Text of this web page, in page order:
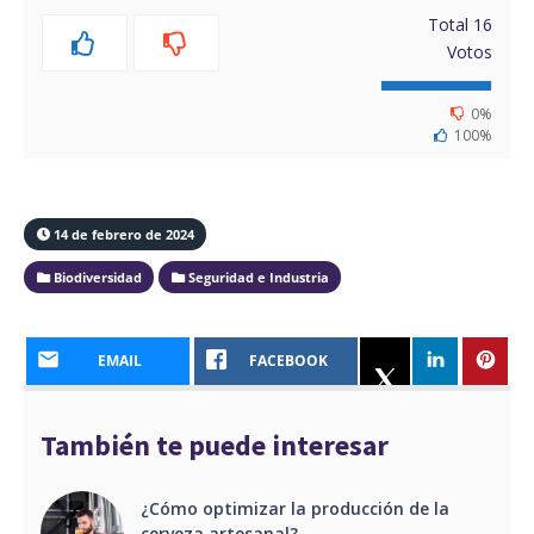
Total 16
Votos
0%
100%
14 de febrero de 2024
Biodiversidad Seguridad e Industria
EMAIL FACEBOOK
También te puede interesar
¿Cómo optimizar la producción de la